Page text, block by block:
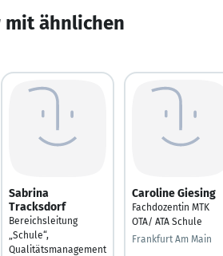
mit ähnlichen
Sabrina
Tracksdorf
Bereichsleitung
„Schule“,
Qualitätsmanagement
Caroline Giesing
Fachdozentin MTK
OTA/ ATA Schule
Frankfurt Am Main